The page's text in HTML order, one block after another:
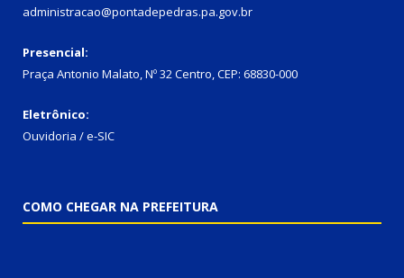
administracao@pontadepedras.pa.gov.br
Presencial:
Praça Antonio Malato, Nº 32 Centro, CEP: 68830-000
Eletrônico:
Ouvidoria / e-SIC
COMO CHEGAR NA PREFEITURA